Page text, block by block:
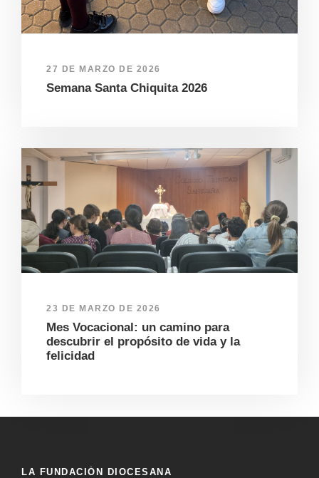
27 DE MARZO DE 2026
Semana Santa Chiquita 2026
23 DE MARZO DE 2026
Mes Vocacional: un camino para
descubrir el propósito de vida y la
felicidad
LA FUNDACIÓN DIOCESANA